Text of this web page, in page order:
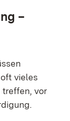
–
vieles
vor